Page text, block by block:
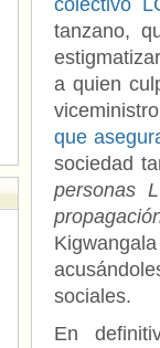
colectivo
tanzano,
a quien
que
sociedad
personas
sociales.
En